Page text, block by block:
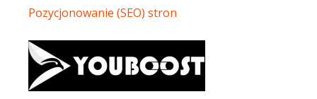
Pozycjonowanie (SEO) stron